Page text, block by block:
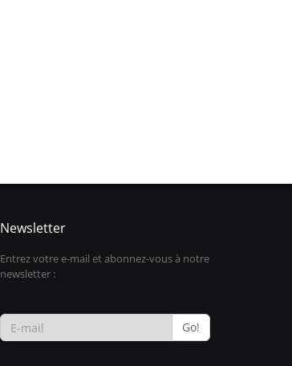
Newsletter
Entrez votre e-mail et abonnez-vous à notre
newsletter :
Go!